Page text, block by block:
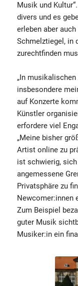
Musik und
divers und es
erleben aber
Schmelztiegel, in
zurechtfinden
„In
insbesondere
auf Konzerte
Künstler
erfordere viel
„Meine bisher
Artist online zu
ist schwierig,
angemessene
Privatsphäre zu
Newcomer:innen
Zum Beispiel
guter Musik
Musiker:in ein